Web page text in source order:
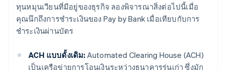
ทุนหมุนเวียนที่มีอยู่ของธุรกิจ ลองพิจารณาสิ่งต่อไปนี้เมื่อ
คุณนึกถึงการชำระเงินของ Pay by Bank เมื่อเทียบกับการ
ชำระเงินผ่านบัตร
ACH แบบดั้งเดิม: Automated Clearing House (ACH)
เป็นเครือข่ายการโอนเงินระหว่างธนาคารรุ่นเก่า ซึ่งมัก